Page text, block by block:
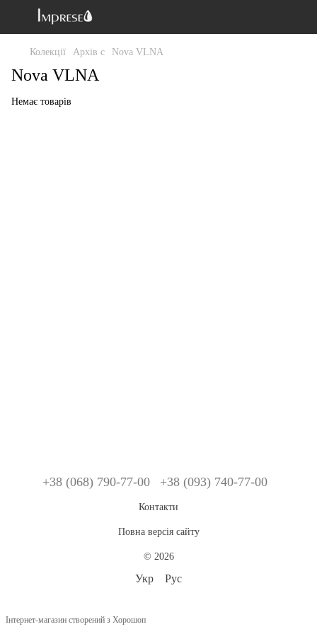
Колекції Архів c Nova VLNA
Nova VLNA
Немає товарів
+38 (068) 790-77-00 +38 (093) 740-77-00
Контакти
Повна версія сайту
© 2026
Укр Рус
Інтернет-магазин створений з Хорошоп